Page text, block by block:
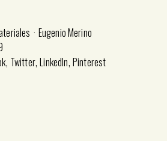
Eugenio Merino
Twitter LinkedIn Pinterest